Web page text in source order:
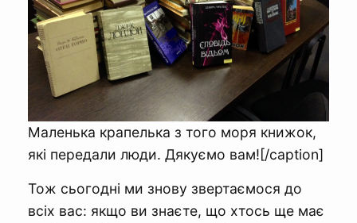
Маленька крапелька з того моря книжок,
які передали люди. Дякуємо вам![/caption]
Тож сьогодні ми знову звертаємося до
всіх вас: якщо ви знаєте, що хтось ще має